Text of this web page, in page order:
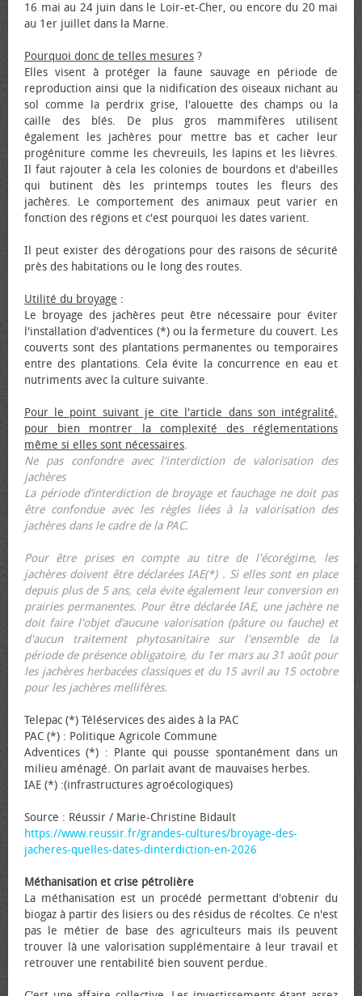
16 mai au 24 juin dans le Loir-et-Cher, ou encore du 20 mai
au 1er juillet dans la Marne.
Pourquoi donc de telles mesures ?
Elles visent à protéger la faune sauvage en période de
reproduction ainsi que la nidification des oiseaux nichant au
sol comme la perdrix grise, l'alouette des champs ou la
caille des blés. De plus gros mammifères utilisent
également les jachères pour mettre bas et cacher leur
progéniture comme les chevreuils, les lapins et les lièvres.
Il faut rajouter à cela les colonies de bourdons et d'abeilles
qui butinent dès les printemps toutes les fleurs des
jachères. Le comportement des animaux peut varier en
fonction des régions et c'est pourquoi les dates varient.
Il peut exister des dérogations pour des raisons de sécurité
près des habitations ou le long des routes.
Utilité du broyage :
Le broyage des jachères peut être nécessaire pour éviter
l'installation d'adventices (*) ou la fermeture du couvert. Les
couverts sont des plantations permanentes ou temporaires
entre des plantations. Cela évite la concurrence en eau et
nutriments avec la culture suivante.
Pour le point suivant je cite l'article dans son intégralité,
pour bien montrer la complexité des réglementations
même si elles sont nécessaires.
Ne pas confondre avec l'interdiction de valorisation des
jachères
La période d’interdiction de broyage et fauchage ne doit pas
être confondue avec les règles liées à la valorisation des
jachères dans le cadre de la PAC.
Pour être prises en compte au titre de l'écorégime, les
jachères doivent être déclarées IAE(*) . Si elles sont en place
depuis plus de 5 ans, cela évite également leur conversion en
prairies permanentes. Pour être déclarée IAE, une jachère ne
doit faire l'objet d’aucune valorisation (pâture ou fauche) et
d'aucun traitement phytosanitaire sur l'ensemble de la
période de présence obligatoire, du 1er mars au 31 août pour
les jachères herbacées classiques et du 15 avril au 15 octobre
pour les jachères mellifères.
Telepac (*) Téléservices des aides à la PAC
PAC (*) : Politique Agricole Commune
Adventices (*) : Plante qui pousse spontanément dans un
milieu aménagé. On parlait avant de mauvaises herbes.
IAE (*) :(infrastructures agroécologiques)
Source : Réussir / Marie-Christine Bidault
https://www.reussir.fr/grandes-cultures/broyage-des-
jacheres-quelles-dates-dinterdiction-en-2026
Méthanisation et crise pétrolière
La méthanisation est un procédé permettant d'obtenir du
biogaz à partir des lisiers ou des résidus de récoltes. Ce n'est
pas le métier de base des agriculteurs mais ils peuvent
trouver là une valorisation supplémentaire à leur travail et
retrouver une rentabilité bien souvent perdue.